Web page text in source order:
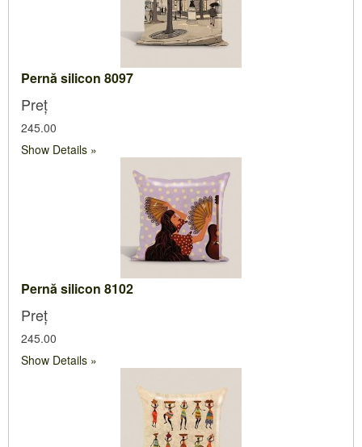
Pernă silicon 8097
Preț
245.00
Show Details
Pernă silicon 8102
Preț
245.00
Show Details